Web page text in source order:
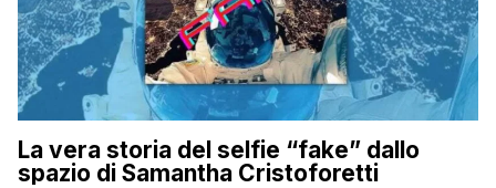
La vera storia del selfie “fake” dallo
spazio di Samantha Cristoforetti